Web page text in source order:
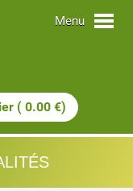
(0.00 €)
Menu